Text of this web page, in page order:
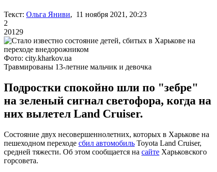
Текст: Ольга Яниви, 11 ноября 2021, 20:23
2
20129
Фото: city.kharkov.ua
Травмированы 13-летние мальчик и девочка
Подростки спокойно шли по "зебре"
на зеленый сигнал светофора, когда на
них вылетел Land Cruiser.
Состояние двух несовершеннолетних, которых в Харькове на
пешеходном переходе сбил автомобиль Toyota Land Cruiser,
средней тяжести. Об этом сообщается на сайте Харьковского
горсовета.